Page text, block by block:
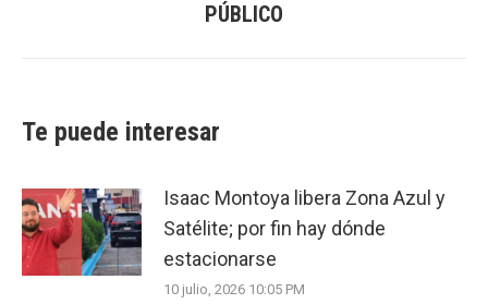
post:
PÚBLICO
Te puede interesar
Isaac Montoya libera Zona Azul y
Satélite; por fin hay dónde
estacionarse
10 julio, 2026 10:05 PM